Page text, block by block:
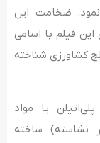
نمود. ضخامت این
هم‌چنین این فیلم با اسامی
کشاورزی شناخته
​​یا مواد
نشاسته) ساخته